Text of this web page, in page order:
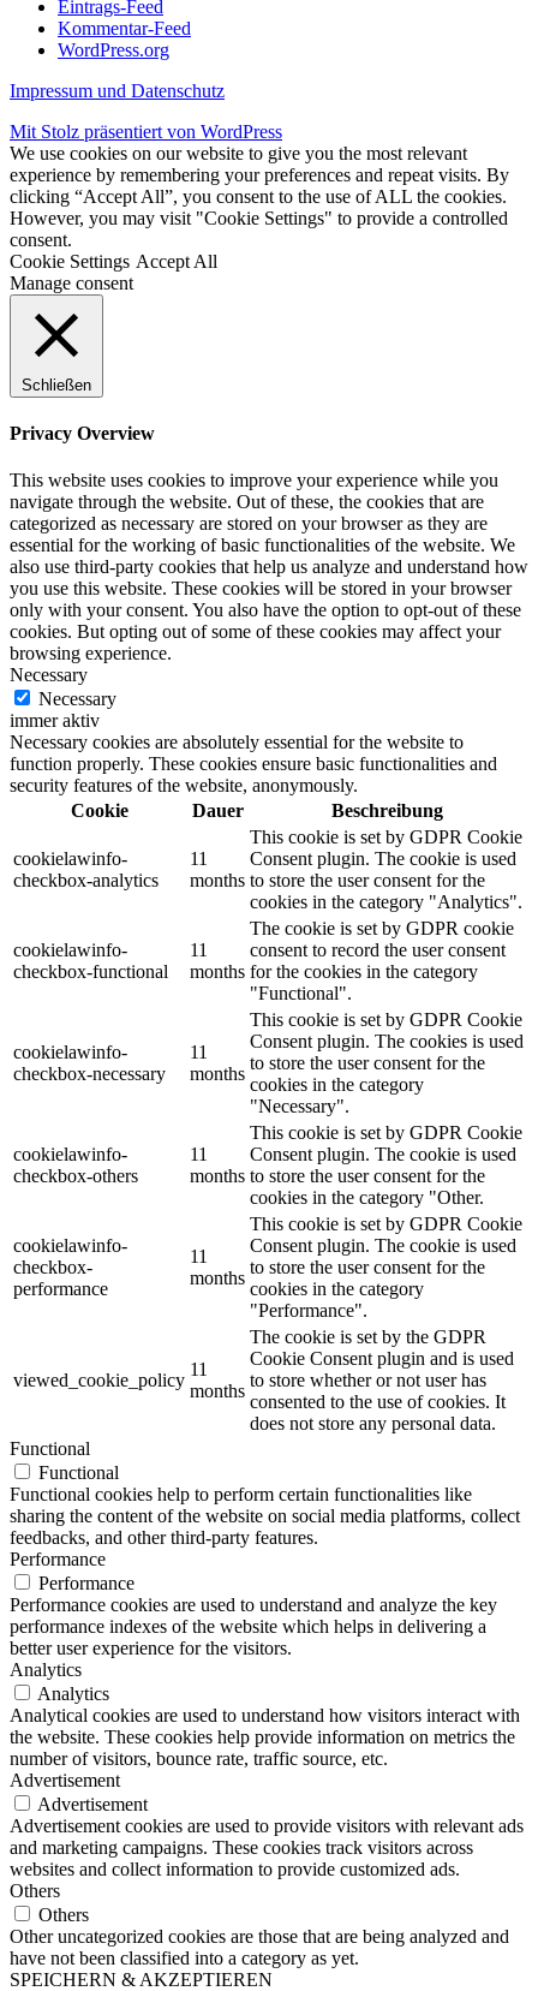
Eintrags-Feed
Kommentar-Feed
WordPress.org
Impressum und Datenschutz
Mit Stolz präsentiert von WordPress
We use cookies on our website to give you the most relevant
experience by remembering your preferences and repeat visits. By
clicking “Accept All”, you consent to the use of ALL the cookies.
However, you may visit "Cookie Settings" to provide a controlled
consent.
Cookie Settings Accept All
Manage consent
Schließen
Privacy Overview
This website uses cookies to improve your experience while you
navigate through the website. Out of these, the cookies that are
categorized as necessary are stored on your browser as they are
essential for the working of basic functionalities of the website. We
also use third-party cookies that help us analyze and understand how
you use this website. These cookies will be stored in your browser
only with your consent. You also have the option to opt-out of these
cookies. But opting out of some of these cookies may affect your
browsing experience.
Necessary
Necessary
immer aktiv
Necessary cookies are absolutely essential for the website to
function properly. These cookies ensure basic functionalities and
security features of the website, anonymously.
Cookie
Dauer Beschreibung
cookielawinfo-
checkbox-analytics
11
months
This cookie is set by GDPR Cookie
Consent plugin. The cookie is used
to store the user consent for the
cookies in the category "Analytics".
cookielawinfo-
checkbox-functional
11
months
The cookie is set by GDPR cookie
consent to record the user consent
for the cookies in the category
"Functional".
cookielawinfo-
checkbox-necessary
11
months
This cookie is set by GDPR Cookie
Consent plugin. The cookies is used
to store the user consent for the
cookies in the category
"Necessary".
cookielawinfo-
checkbox-others
11
months
This cookie is set by GDPR Cookie
Consent plugin. The cookie is used
to store the user consent for the
cookies in the category "Other.
cookielawinfo-
checkbox-
performance
11
months
This cookie is set by GDPR Cookie
Consent plugin. The cookie is used
to store the user consent for the
cookies in the category
"Performance".
viewed_cookie_policy
11
months
The cookie is set by the GDPR
Cookie Consent plugin and is used
to store whether or not user has
consented to the use of cookies. It
does not store any personal data.
Functional
Functional
Functional cookies help to perform certain functionalities like
sharing the content of the website on social media platforms, collect
feedbacks, and other third-party features.
Performance
Performance
Performance cookies are used to understand and analyze the key
performance indexes of the website which helps in delivering a
better user experience for the visitors.
Analytics
Analytics
Analytical cookies are used to understand how visitors interact with
the website. These cookies help provide information on metrics the
number of visitors, bounce rate, traffic source, etc.
Advertisement
Advertisement
Advertisement cookies are used to provide visitors with relevant ads
and marketing campaigns. These cookies track visitors across
websites and collect information to provide customized ads.
Others
Others
Other uncategorized cookies are those that are being analyzed and
have not been classified into a category as yet.
SPEICHERN & AKZEPTIEREN